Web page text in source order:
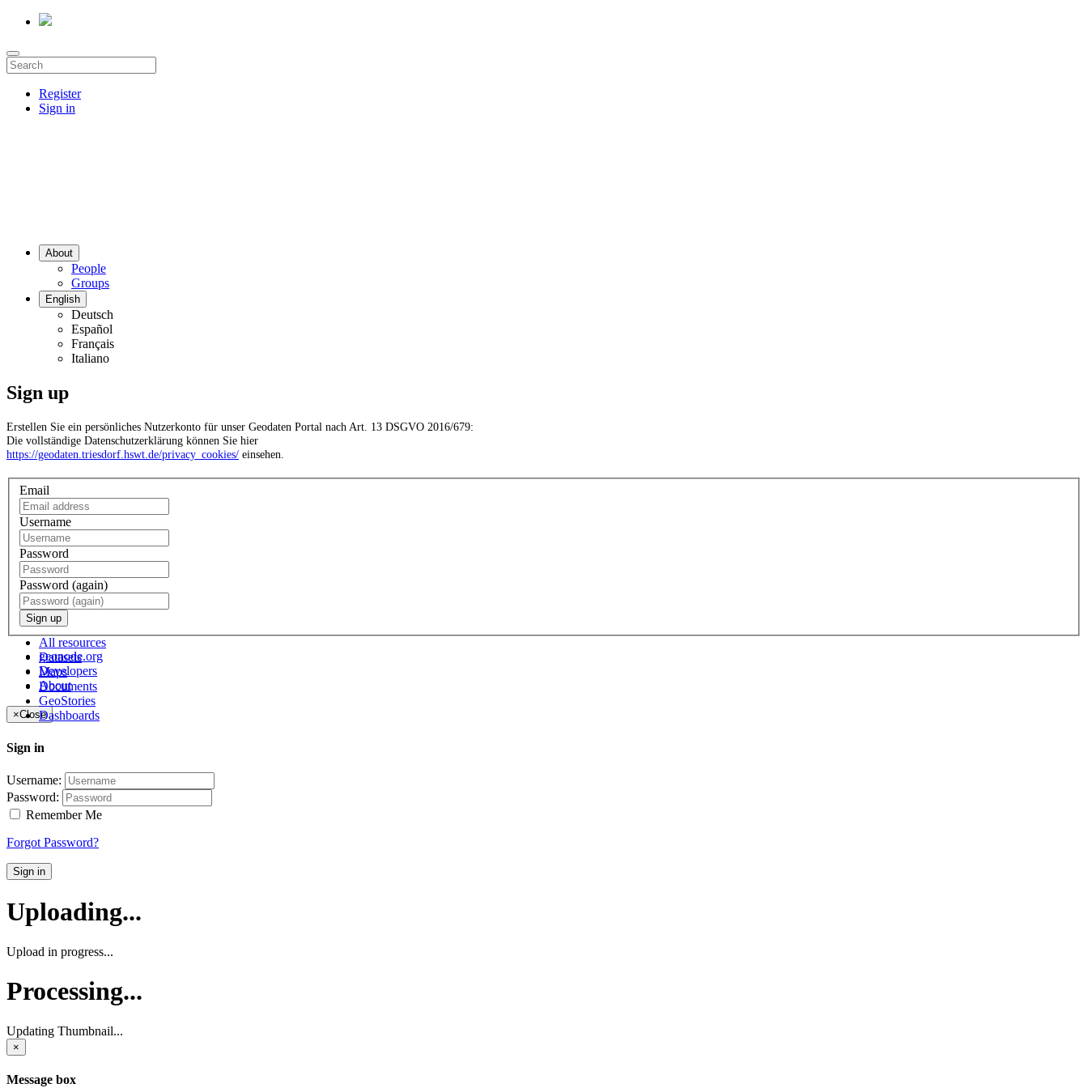
Register
Sign in
All resources
Datasets
Maps
Documents
GeoStories
Dashboards
About
People
Groups
English
Deutsch
Español
Français
Italiano
Sign up
Erstellen Sie ein persönliches Nutzerkonto für unser Geodaten Portal nach Art. 13 DSGVO 2016/679:
Die vollständige Datenschutzerklärung können Sie hier
https://geodaten.triesdorf.hswt.de/privacy_cookies/ einsehen.
Email
Username
Password
Password (again)
Sign up
geonode.org
Developers
About
×Close
Sign in
Username:
Password:
Remember Me
Forgot Password?
Sign in
Uploading...
Upload in progress...
Processing...
Updating Thumbnail...
×
Message box